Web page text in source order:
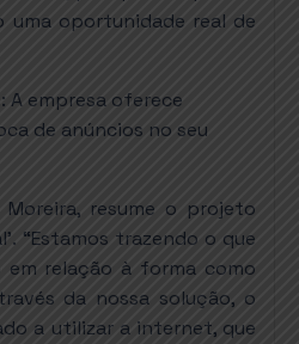
uma oportunidade real de
A empresa oferece
de anúncios no seu
Moreira, resume o projeto
“Estamos trazendo o que
em relação à forma como
da nossa solução, o
a utilizar a internet, que